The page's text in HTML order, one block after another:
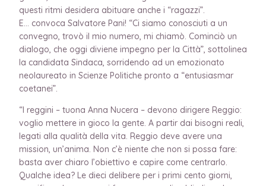
questi ritmi desidera abituare anche i “ragazzi”.
E… convoca Salvatore Pani! “Ci siamo conosciuti a un
convegno, trovò il mio numero, mi chiamò. Cominciò un
dialogo, che oggi diviene impegno per la Città”, sottolinea
la candidata Sindaca, sorridendo ad un emozionato
neolaureato in Scienze Politiche pronto a “entusiasmar
coetanei”.
“I reggini – tuona Anna Nucera – devono dirigere Reggio:
voglio mettere in gioco la gente. A partir dai bisogni reali,
legati alla qualità della vita. Reggio deve avere una
mission, un’anima. Non c’è niente che non si possa fare:
basta aver chiaro l’obiettivo e capire come centrarlo.
Qualche idea? Le dieci delibere per i primi cento giorni,